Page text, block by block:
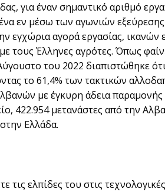
για έναν σηµαντικό αριθµό
εν µέσω των αγωνιών
αγορά εργασίας, ικανών
τους Έλληνες αγρότες. Όπως
του 2022 διαπιστώθηκε
το 61,4% των τακτικών
µε έγκυρη άδεια
422.954 µετανάστες από την
Ελλάδα.
τις ελπίδες του στις